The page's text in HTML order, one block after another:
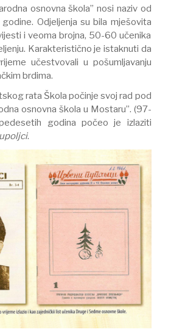
osnovna škola” nosi naziv od
Odjeljenja su bila mješovita
i veoma brojna, 50-60 učenika
Karakteristično je istaknuti da
učestvovali u pošumljavanju
brdima.
rata Škola počinje svoj rad pod
osnovna škola u Mostaru”. (97-
godina počeo je izlaziti
.